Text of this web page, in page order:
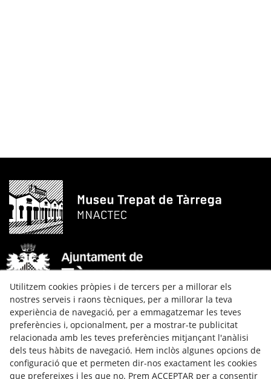
Museu Trepat
Carrer de Josep Trepat i Galceran, 9
25300 TÀRREGA (Lleida)
Tel:973 311 616
Contacte
Utilitzem cookies pròpies i de tercers per a millorar els
nostres serveis i raons tècniques, per a millorar la teva
experiència de navegació, per a emmagatzemar les teves
preferències i, opcionalment, per a mostrar-te publicitat
relacionada amb les teves preferències mitjançant l'anàlisi
dels teus hàbits de navegació. Hem inclòs algunes opcions de
configuració que et permeten dir-nos exactament les cookies
que prefereixes i les que no. Prem ACCEPTAR per a consentir